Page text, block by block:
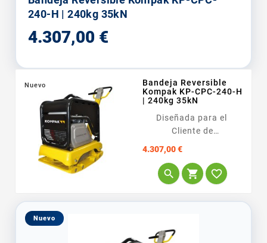
240-H | 240kg 35kN
4.307,00 €Precio
Nuevo
Bandeja Reversible
Kompak KP-CPC-240-H
| 240kg 35kN
Diseñada para el
Cliente de
Construcción Industrial
style="color:#444444;font-
family:'open sans',
4.307,00 €Precio
  
Nuevo